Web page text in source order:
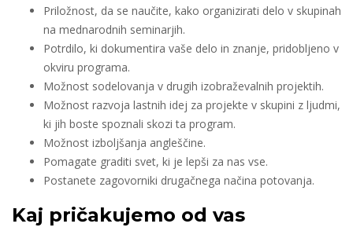
Priložnost, da se naučite, kako organizirati delo v skupinah
na mednarodnih seminarjih.
Potrdilo, ki dokumentira vaše delo in znanje, pridobljeno v
okviru programa.
Možnost sodelovanja v drugih izobraževalnih projektih.
Možnost razvoja lastnih idej za projekte v skupini z ljudmi,
ki jih boste spoznali skozi ta program.
Možnost izboljšanja angleščine.
Pomagate graditi svet, ki je lepši za nas vse.
Postanete zagovorniki drugačnega načina potovanja.
Kaj pričakujemo od vas